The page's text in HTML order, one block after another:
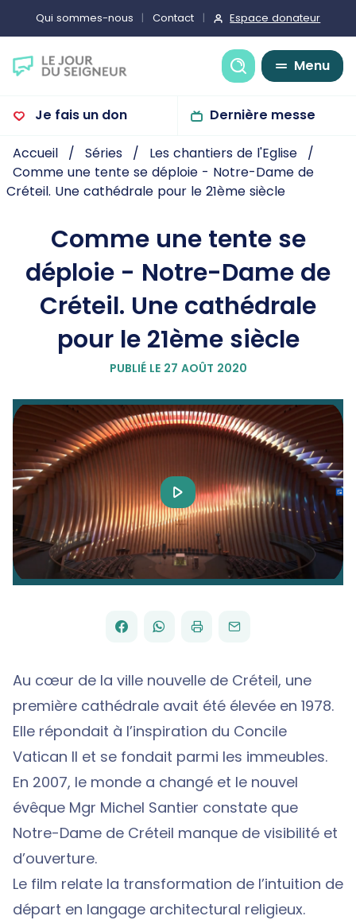
Qui sommes-nous Contact Espace donateur
Recherche
Menu
Je fais un don Dernière messe
Accueil Séries
Les chantiers de l'Eglise
Comme une tente se déploie - Notre-Dame de
Créteil. Une cathédrale pour le 21ème siècle
Comme une tente se
déploie - Notre-Dame de
Créteil. Une cathédrale
pour le 21ème siècle
PUBLIÉ LE 27 AOÛT 2020
Play
Video
PARTAGER
FACEBOOK
PARTAGER
WHATSAPP
IMPRIMERENVOYER
PAR
EMAIL
Au cœur de la ville nouvelle de Créteil, une
première cathédrale avait été élevée en 1978.
Elle répondait à l’inspiration du Concile
Vatican II et se fondait parmi les immeubles.
En 2007, le monde a changé et le nouvel
évêque Mgr Michel Santier constate que
Notre-Dame de Créteil manque de visibilité et
d’ouverture.
Le film relate la transformation de l’intuition de
départ en langage architectural religieux.